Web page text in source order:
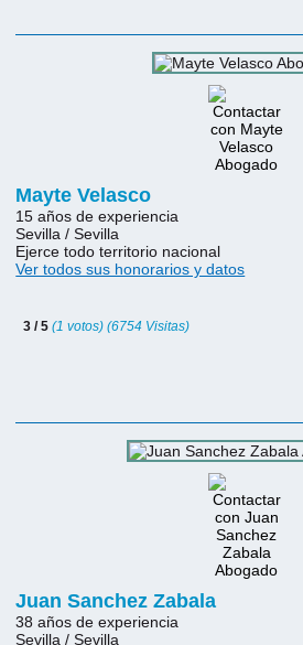
Mayte Velasco
15 años de experiencia
Sevilla / Sevilla
Ejerce todo territorio nacional
Ver todos sus honorarios y datos
3 / 5(1 votos) (6754 Visitas)
Juan Sanchez Zabala
38 años de experiencia
Sevilla / Sevilla